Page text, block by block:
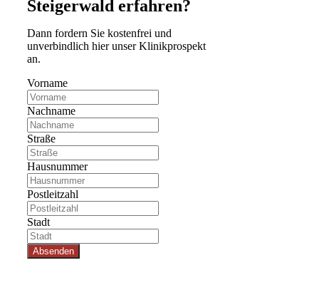
Steigerwald erfahren?
Dann fordern Sie kostenfrei und
unverbindlich hier unser Klinikprospekt
an.
Vorname
Nachname
Straße
Hausnummer
Postleitzahl
Stadt
Absenden